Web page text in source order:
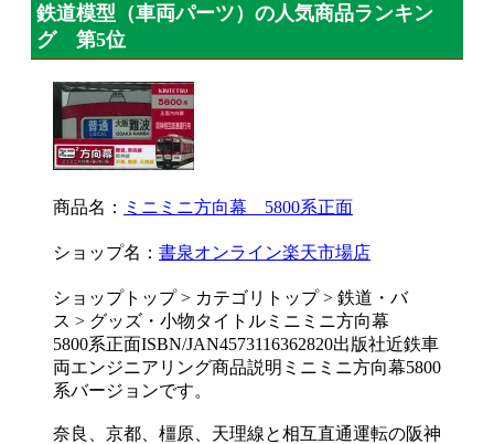
鉄道模型（車両パーツ）の人気商品ランキン
グ 第5位
商品名： ミニミニ方向幕 5800系正面
ショップ名： 書泉オンライン楽天市場店
ショップトップ > カテゴリトップ > 鉄道・バ
ス > グッズ・小物タイトルミニミニ方向幕
5800系正面ISBN/JAN4573116362820出版社近鉄車
両エンジニアリング商品説明ミニミニ方向幕5800
系バージョンです。
奈良、京都、橿原、天理線と相互直通運転の阪神